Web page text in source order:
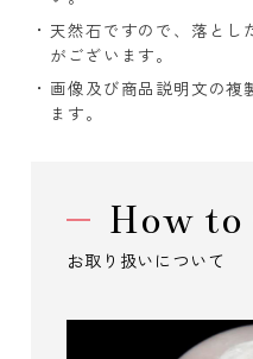
天然石ですので、落とし
がございます。
画像及び商品説明文の複
ます。
How to
お取り扱いについて